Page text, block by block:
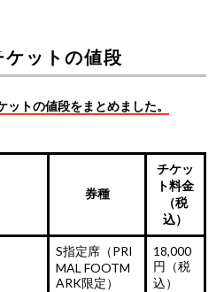
ットの値段
トの値段をまとめました。
券種
チケッ
ト料金
（税
込）
S指定席（PRI
MAL FOOTM
ARK限定）
18,000
円（税
込）